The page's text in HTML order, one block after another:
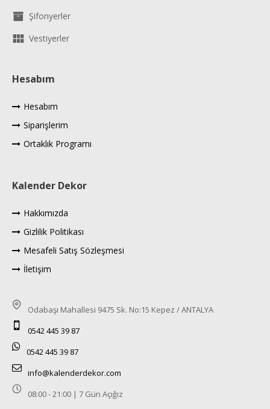
Şifonyerler
Vestiyerler
Hesabım
Hesabım
Siparişlerim
Ortaklık Programı
Kalender Dekor
Hakkımızda
Gizlilik Politikası
Mesafeli Satış Sözleşmesi
İletişim
Odabaşı Mahallesi 9475 Sk. No:15 Kepez / ANTALYA
0542 445 39 87
0542 445 39 87
info@kalenderdekor.com
08:00 - 21:00 | 7 Gün Açığız